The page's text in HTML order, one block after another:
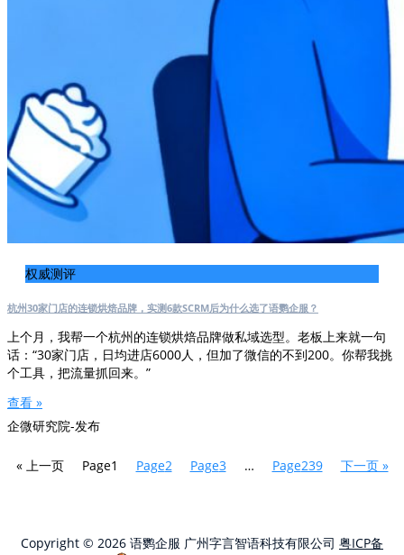
权威测评
杭州30家门店的连锁烘焙品牌，实测6款SCRM后为什么选了语鹦企服？
上个月，我帮一个杭州的连锁烘焙品牌做私域选型。老板上来就一句
话：“30家门店，日均进店6000人，但加了微信的不到200。你帮我挑
个工具，把流量抓回来。”
查看 »
企微研究院-发布
« 上一页 Page1 Page2 Page3 … Page239 下一页 »
Copyright © 2026 语鹦企服 广州字言智语科技有限公司 粤ICP备